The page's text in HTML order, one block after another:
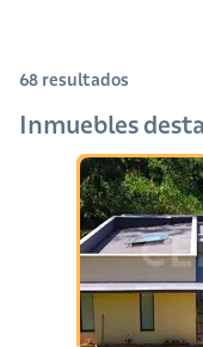
68 resultados
Inmuebles